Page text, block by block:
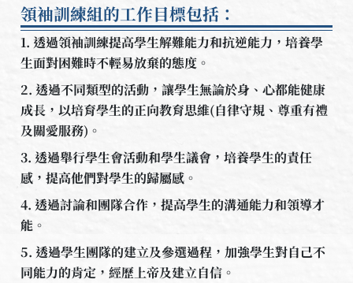
領袖訓練組的工作目標包括：
1. 透過領袖訓練提高學生解難能力和抗逆能力，培養學
生面對困難時不輕易放棄的態度。
2. 透過不同類型的活動，讓學生無論於身、心都能健康
成長，以培育學生的正向教育思維(自律守規、尊重有禮
及關愛服務)。
3. 透過舉行學生會活動和學生議會，培養學生的責任
感，提高他們對學生的歸屬感。
4. 透過討論和團隊合作，提高學生的溝通能力和領導才
能。
5. 透過學生團隊的建立及參選過程，加強學生對自己不
同能力的肯定，經歷上帝及建立自信。